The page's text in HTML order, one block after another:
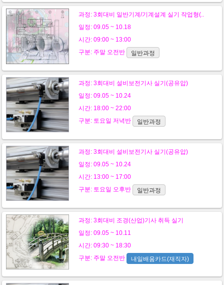
과정: 3회대비 일반기계/기계설계 실기 작업형(..
일정: 09.05 ~ 10.18
시간: 09:00 ~ 13:00
구분: 주말 오전반 일반과정
과정: 3회대비 설비보전기사 실기(공유압)
일정: 09.05 ~ 10.24
시간: 18:00 ~ 22:00
구분: 토요일 저녁반 일반과정
과정: 3회대비 설비보전기사 실기(공유압)
일정: 09.05 ~ 10.24
시간: 13:00 ~ 17:00
구분: 토요일 오후반 일반과정
과정: 3회대비 조경(산업)기사 취득 실기
일정: 09.05 ~ 10.11
시간: 09:30 ~ 18:30
구분: 주말 오전반 내일배움카드(재직자)